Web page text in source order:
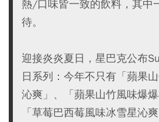
熱/口味皆一致的飲料，其中
待。
迎接炎炎夏日，星巴克公布
日系列：今年不只有「蘋果
沁爽」、「​蘋果山竹風味爆爆
「草莓巴西莓風味冰雪星沁